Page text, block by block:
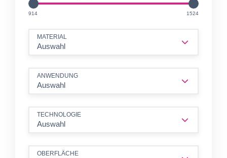
914 1524
MATERIAL
Auswahl
ANWENDUNG
Auswahl
TECHNOLOGIE
Auswahl
OBERFLÄCHE